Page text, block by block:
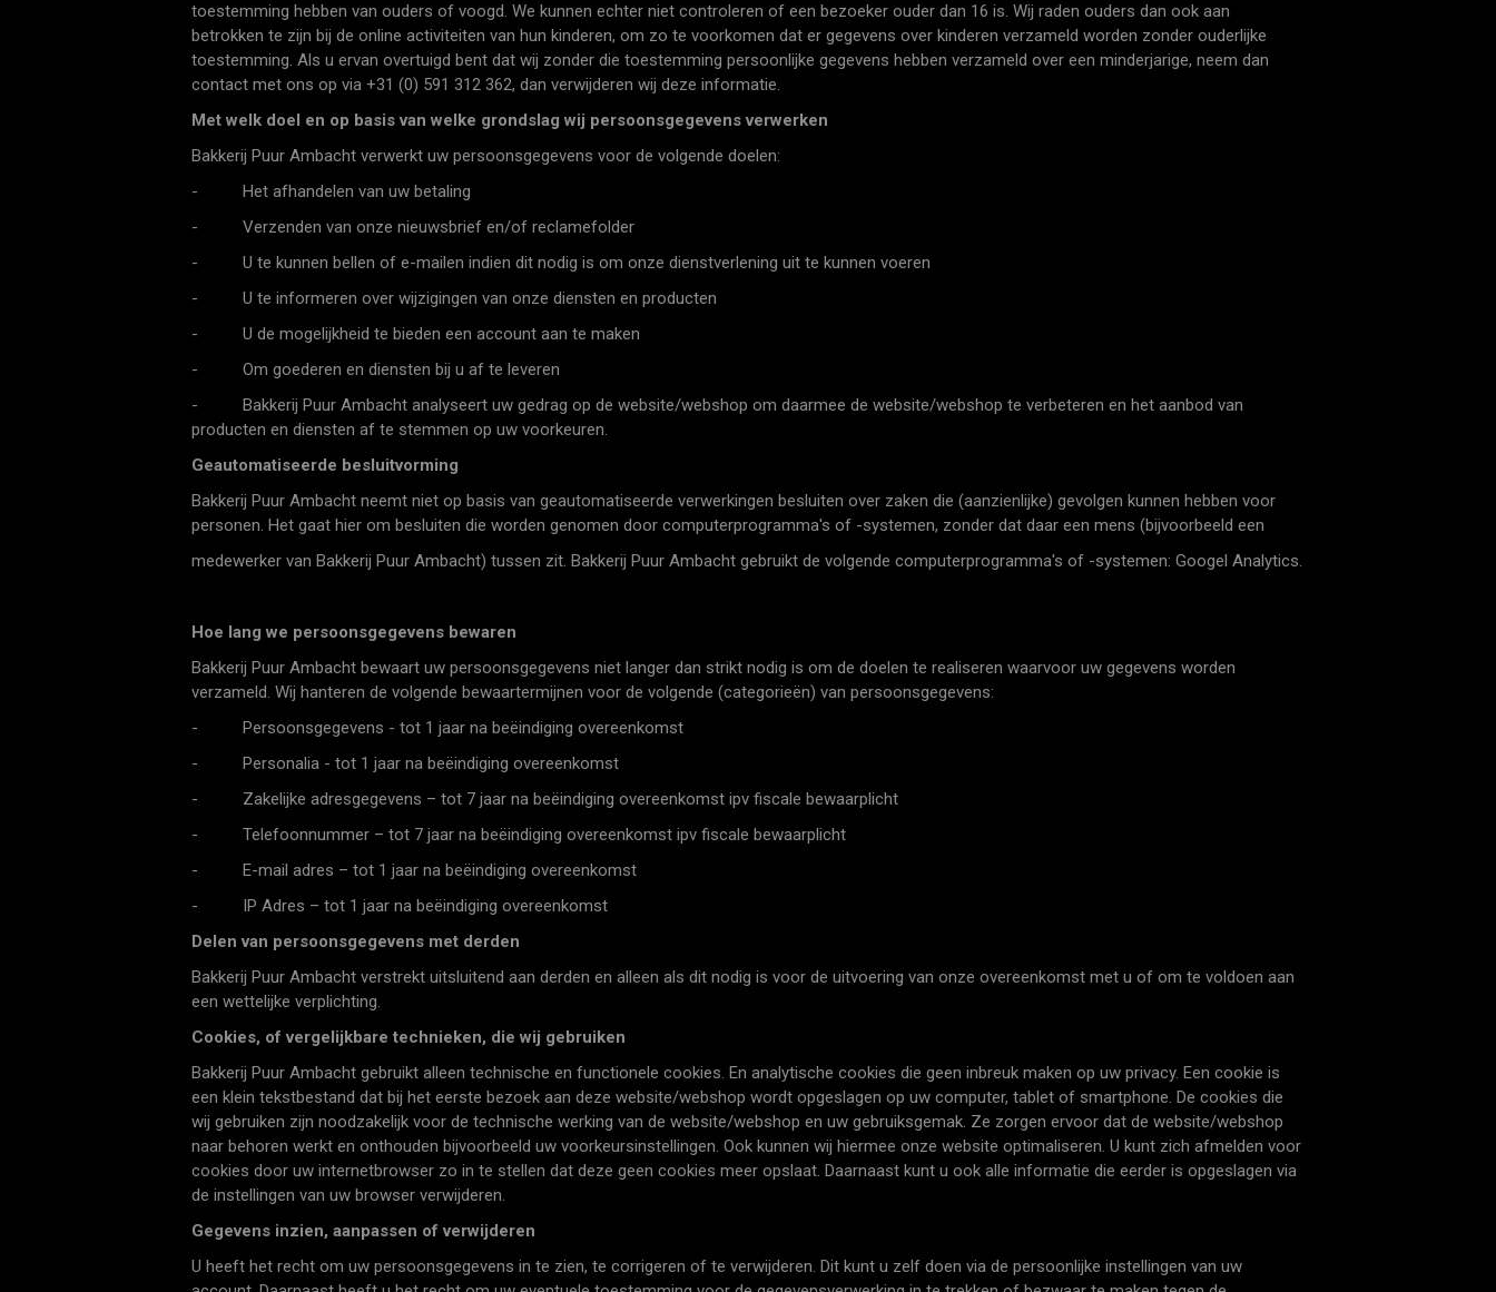
toestemming hebben van ouders of voogd. We kunnen echter niet controleren of een bezoeker ouder dan 16 is. Wij raden ouders dan ook aan
betrokken te zijn bij de online activiteiten van hun kinderen, om zo te voorkomen dat er gegevens over kinderen verzameld worden zonder ouderlijke
toestemming. Als u ervan overtuigd bent dat wij zonder die toestemming persoonlijke gegevens hebben verzameld over een minderjarige, neem dan
contact met ons op via +31 (0) 591 312 362, dan verwijderen wij deze informatie.
Met welk doel en op basis van welke grondslag wij persoonsgegevens verwerken
Bakkerij Puur Ambacht verwerkt uw persoonsgegevens voor de volgende doelen:
- Het afhandelen van uw betaling
- Verzenden van onze nieuwsbrief en/of reclamefolder
- U te kunnen bellen of e-mailen indien dit nodig is om onze dienstverlening uit te kunnen voeren
- U te informeren over wijzigingen van onze diensten en producten
- U de mogelijkheid te bieden een account aan te maken
- Om goederen en diensten bij u af te leveren
- Bakkerij Puur Ambacht analyseert uw gedrag op de website/webshop om daarmee de website/webshop te verbeteren en het aanbod van
producten en diensten af te stemmen op uw voorkeuren.
Geautomatiseerde besluitvorming
Bakkerij Puur Ambacht neemt niet op basis van geautomatiseerde verwerkingen besluiten over zaken die (aanzienlijke) gevolgen kunnen hebben voor
personen. Het gaat hier om besluiten die worden genomen door computerprogramma's of -systemen, zonder dat daar een mens (bijvoorbeeld een
medewerker van Bakkerij Puur Ambacht) tussen zit. Bakkerij Puur Ambacht gebruikt de volgende computerprogramma's of -systemen: Googel Analytics.
Hoe lang we persoonsgegevens bewaren
Bakkerij Puur Ambacht bewaart uw persoonsgegevens niet langer dan strikt nodig is om de doelen te realiseren waarvoor uw gegevens worden
verzameld. Wij hanteren de volgende bewaartermijnen voor de volgende (categorieën) van persoonsgegevens:
- Persoonsgegevens - tot 1 jaar na beëindiging overeenkomst
- Personalia - tot 1 jaar na beëindiging overeenkomst
- Zakelijke adresgegevens – tot 7 jaar na beëindiging overeenkomst ipv fiscale bewaarplicht
- Telefoonnummer – tot 7 jaar na beëindiging overeenkomst ipv fiscale bewaarplicht
- E-mail adres – tot 1 jaar na beëindiging overeenkomst
- IP Adres – tot 1 jaar na beëindiging overeenkomst
Delen van persoonsgegevens met derden
Bakkerij Puur Ambacht verstrekt uitsluitend aan derden en alleen als dit nodig is voor de uitvoering van onze overeenkomst met u of om te voldoen aan
een wettelijke verplichting.
Cookies, of vergelijkbare technieken, die wij gebruiken
Bakkerij Puur Ambacht gebruikt alleen technische en functionele cookies. En analytische cookies die geen inbreuk maken op uw privacy. Een cookie is
een klein tekstbestand dat bij het eerste bezoek aan deze website/webshop wordt opgeslagen op uw computer, tablet of smartphone. De cookies die
wij gebruiken zijn noodzakelijk voor de technische werking van de website/webshop en uw gebruiksgemak. Ze zorgen ervoor dat de website/webshop
naar behoren werkt en onthouden bijvoorbeeld uw voorkeursinstellingen. Ook kunnen wij hiermee onze website optimaliseren. U kunt zich afmelden voor
cookies door uw internetbrowser zo in te stellen dat deze geen cookies meer opslaat. Daarnaast kunt u ook alle informatie die eerder is opgeslagen via
de instellingen van uw browser verwijderen.
Gegevens inzien, aanpassen of verwijderen
U heeft het recht om uw persoonsgegevens in te zien, te corrigeren of te verwijderen. Dit kunt u zelf doen via de persoonlijke instellingen van uw